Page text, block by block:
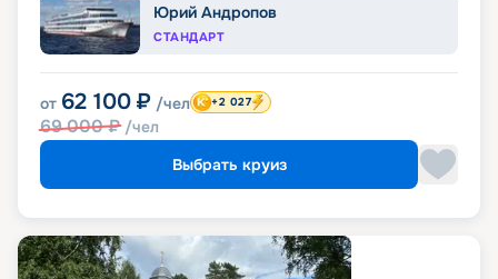
Юрий Андропов
СТАНДАРТ
от 62 100 ₽ /чел
69 000₽ /чел
+2 027
Выбрать круиз